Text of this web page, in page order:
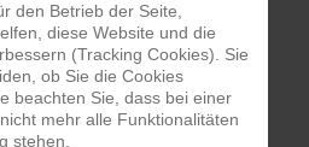
den Betrieb der Seite,
diese Website und die
(Tracking Cookies). Sie
ob Sie die Cookies
beachten Sie, dass bei einer
mehr alle Funktionalitäten
stehen.